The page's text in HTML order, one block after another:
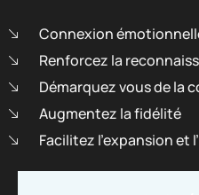
Connexion
Renforcez la
Démarquez vous de la
Augmentez la fidélité
Facilitez l’expansion et